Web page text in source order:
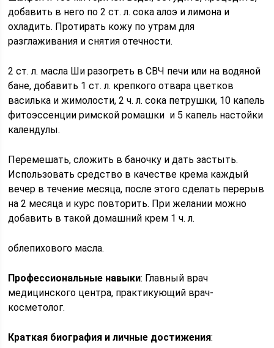
добавить в него по 2 ст. л. сока алоэ и лимона и
охладить. Протирать кожу по утрам для
разглаживания и снятия отечности.
2 ст. л. масла Ши разогреть в СВЧ печи или на водяной
бане, добавить 1 ст. л. крепкого отвара цветков
василька и жимолости, 2 ч. л. сока петрушки, 10 капель
фитоэссенции римской ромашки и 5 капель настойки
календулы.
Перемешать, сложить в баночку и дать застыть.
Использовать средство в качестве крема каждый
вечер в течение месяца, после этого сделать перерыв
на 2 месяца и курс повторить. При желании можно
добавить в такой домашний крем 1 ч. л.
облепихового масла.
Профессиональные навыки: Главный врач
медицинского центра, практикующий врач-
косметолог.
Краткая биография и личные достижения: